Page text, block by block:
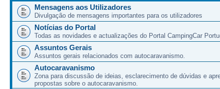
Mensagens aos Utilizadores
Divulgação de mensagens importantes para os utilizadores
Notícias do Portal
Todas as novidades e actualizações do Portal CampingCar
Assuntos Gerais
Assuntos gerais relacionados com autocaravanismo.
Autocaravanismo
Zona para discussão de ideias, esclarecimento de dúvidas e
propostas sobre o autocaravanismo.